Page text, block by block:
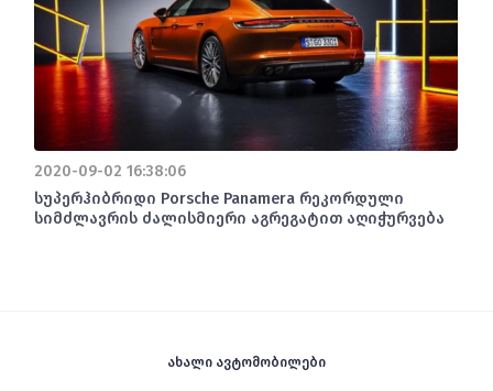
2020-09-02 16:38:06
სუპერჰიბრიდი Porsche Panamera რეკორდული
სიმძლავრის ძალისმიერი აგრეგატით აღიჭურვება
ახალი ავტომობილები